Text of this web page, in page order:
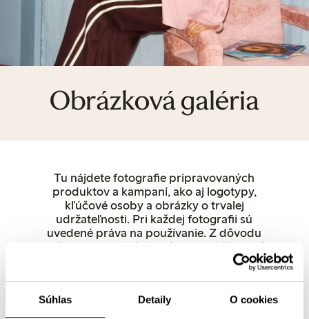
Súhlas Detaily O cookies
Obrázková galéria
Tu nájdete fotografie pripravovaných
produktov a kampaní, ako aj logotypy,
kľúčové osoby a obrázky o trvalej
udržateľnosti. Pri každej fotografii sú
uvedené práva na používanie. Z dôvodu
ochrany autorských práv pri publikovaní
použite ako zdroj spoločnosť Lindex.
Ostatné fotografie produktov si môžete
prípade akýchkoľvek otázok nás neváhajte